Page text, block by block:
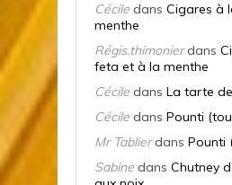
Cécile dans Cigares à
menthe
Régis.thimonierdans
feta et à la menthe
Cécile dans La tarte
Cécile dans Pounti
Mr Tablierdans Pounti
Sabine dans Chutney